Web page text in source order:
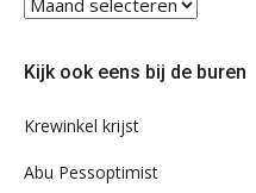
eens
ons
Kijk ook eens bij de buren
Krewinkel krijst
Abu Pessoptimist